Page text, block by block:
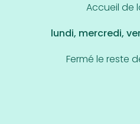
Accueil de
lundi, mercredi,
Fermé le reste